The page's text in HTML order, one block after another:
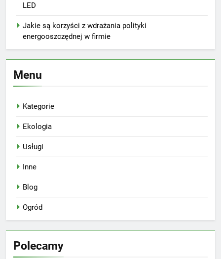
LED
Jakie są korzyści z wdrażania polityki
energooszczędnej w firmie
Menu
Kategorie
Ekologia
Usługi
Inne
Blog
Ogród
Polecamy